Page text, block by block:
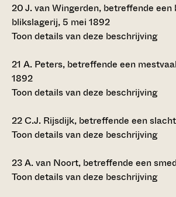
20J. van Wingerden, betreffende een
blikslagerij, 5 mei 1892
Toon details van deze beschrijving
21 A. Peters, betreffende een
1892
Toon details van deze beschrijving
22C.J. Rijsdijk, betreffende een
Toon details van deze beschrijving
23A. van Noort, betreffende een
Toon details van deze beschrijving